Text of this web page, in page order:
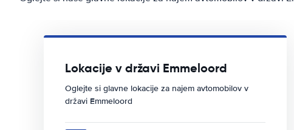
Lokacije v državi Emmeloord
Oglejte si glavne lokacije za najem avtomobilov v
državi Emmeloord